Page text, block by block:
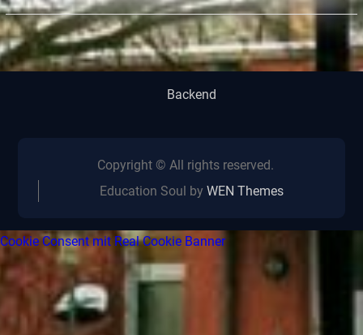
Backend
Copyright © All rights reserved.
Education Soul byWEN Themes
Cookie Consent mit Real Cookie Banner